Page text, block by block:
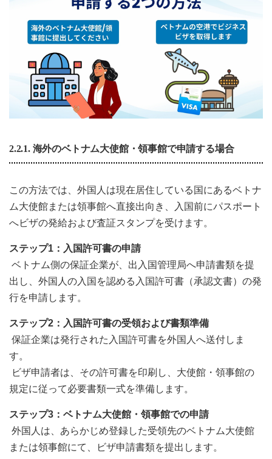
2.2.1. 海外のベトナム大使館・領事館で申請する場合
この方法では、外国人は現在居住している国にあるベトナ
ム大使館または領事館へ直接出向き、入国前にパスポート
へビザの発給および査証スタンプを受けます。
ステップ1 ：入国許可書の申請
ベトナム側の保証企業が、出入国管理局へ申請書類を提
出し、外国人の入国を認める入国許可書（承認文書）の発
行を申請します。
ステップ2 ：入国許可書の受領および書類準備
保証企業は発行された入国許可書を外国人へ送付しま
す。
ビザ申請者は、その許可書を印刷し、大使館・領事館の
規定に従って必要書類一式を準備します。
ステップ3 ：ベトナム大使館・領事館での申請
外国人は、あらかじめ登録した受領先のベトナム大使館
または領事館にて、ビザ申請書類を提出します。